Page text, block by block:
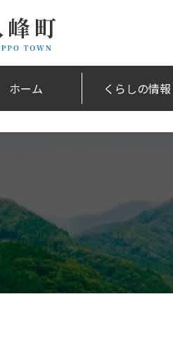
ホーム くらしの情報